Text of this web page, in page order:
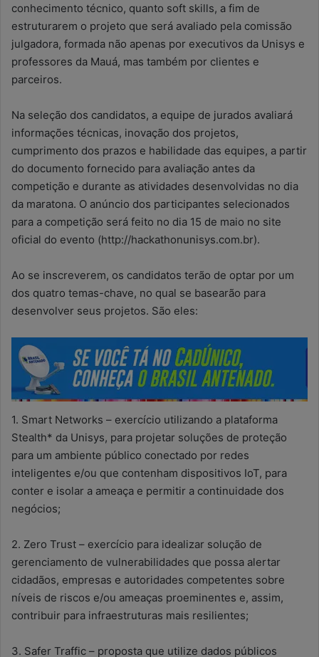
conhecimento técnico, quanto soft skills, a fim de
estruturarem o projeto que será avaliado pela comissão
julgadora, formada não apenas por executivos da Unisys e
professores da Mauá, mas também por clientes e
parceiros.
Na seleção dos candidatos, a equipe de jurados avaliará
informações técnicas, inovação dos projetos,
cumprimento dos prazos e habilidade das equipes, a partir
do documento fornecido para avaliação antes da
competição e durante as atividades desenvolvidas no dia
da maratona. O anúncio dos participantes selecionados
para a competição será feito no dia 15 de maio no site
oficial do evento (http://hackathonunisys.com.br).
Ao se inscreverem, os candidatos terão de optar por um
dos quatro temas-chave, no qual se basearão para
desenvolver seus projetos. São eles:
1. Smart Networks – exercício utilizando a plataforma
Stealth* da Unisys, para projetar soluções de proteção
para um ambiente público conectado por redes
inteligentes e/ou que contenham dispositivos IoT, para
conter e isolar a ameaça e permitir a continuidade dos
negócios;
2. Zero Trust – exercício para idealizar solução de
gerenciamento de vulnerabilidades que possa alertar
cidadãos, empresas e autoridades competentes sobre
níveis de riscos e/ou ameaças proeminentes e, assim,
contribuir para infraestruturas mais resilientes;
3. Safer Traffic – proposta que utilize dados públicos